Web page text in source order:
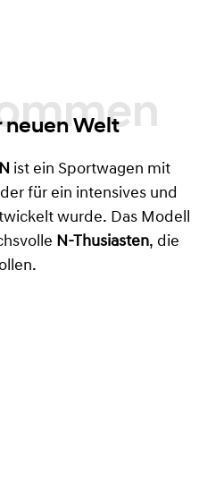
neuen Welt
ist ein Sportwagen mit
für ein intensives und
wurde. Das Modell
N-Thusiasten, die